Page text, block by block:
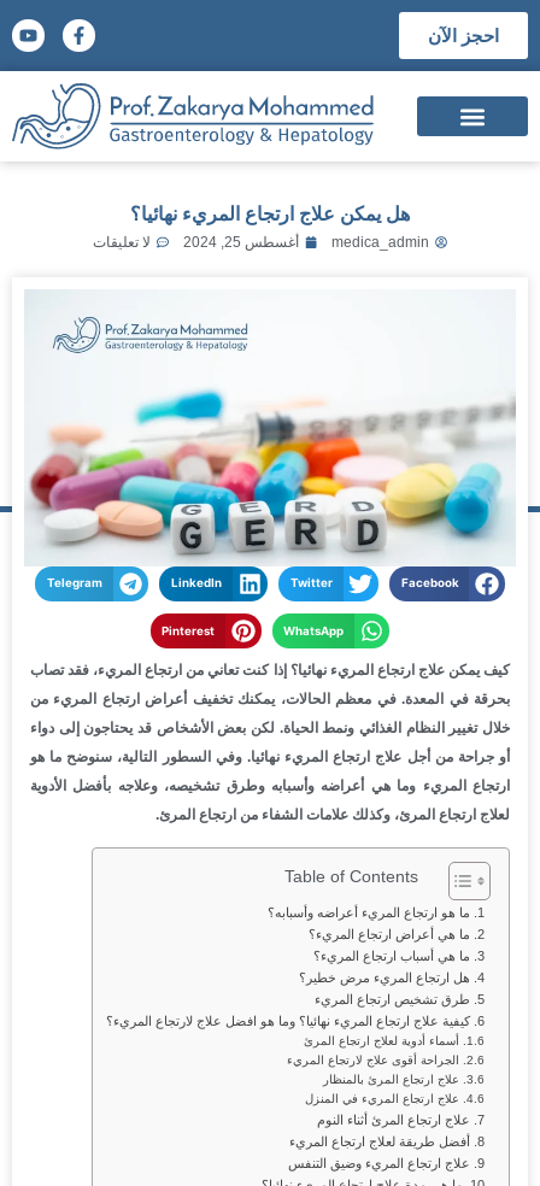
احجز الآن
هل يمكن علاج ارتجاع المريء نهائيا؟
medica_admin أغسطس 25, 2024 لا تعليقات
Facebook
Twitter
LinkedIn
Telegram
WhatsApp
Pinterest
كيف يمكن علاج ارتجاع المريء نهائيا؟ إذا كنت تعاني من ارتجاع المريء، فقد تصاب
بحرقة في المعدة. في معظم الحالات، يمكنك تخفيف أعراض ارتجاع المريء من
خلال تغيير النظام الغذائي ونمط الحياة. لكن بعض الأشخاص قد يحتاجون إلى دواء
أو جراحة من أجل علاج ارتجاع المريء نهائيا. وفي السطور التالية، سنوضح ما هو
ارتجاع المريء وما هي أعراضه وأسبابه وطرق تشخيصه، وعلاجه بأفضل الأدوية
لعلاج ارتجاع المرئ، وكذلك علامات الشفاء من ارتجاع المرئ.
Table of Contents
ما هو ارتجاع المريء أعراضه وأسبابه؟
ما هي أعراض ارتجاع المريء؟
ما هي أسباب ارتجاع المريء؟
هل ارتجاع المريء مرض خطير؟
طرق تشخيص ارتجاع المريء
كيفية علاج ارتجاع المريء نهائيا؟ وما هو افضل علاج لارتجاع المريء؟
أسماء أدوية لعلاج ارتجاع المرئ
الجراحة أقوى علاج لارتجاع المريء
علاج ارتجاع المرئ بالمنظار
علاج ارتجاع المريء في المنزل
علاج ارتجاع المرئ أثناء النوم
أفضل طريقة لعلاج ارتجاع المريء
علاج ارتجاع المريء وضيق التنفس